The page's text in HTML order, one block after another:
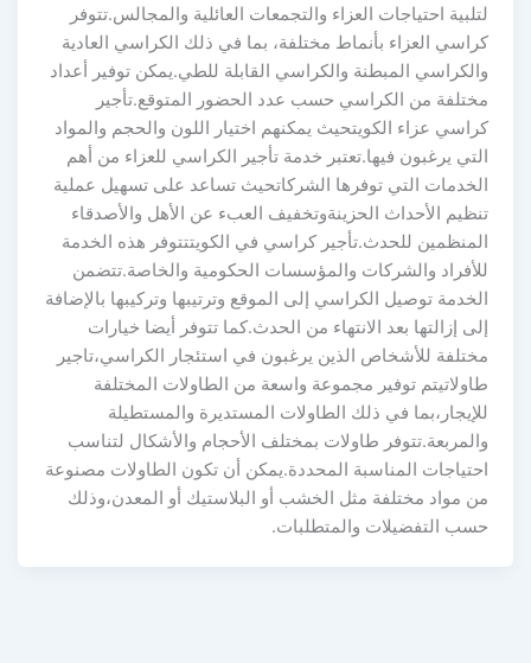
لتلبية احتياجات العزاء والتجمعات العائلية والمجالس.تتوفر
كراسي العزاء بأنماط مختلفة، بما في ذلك الكراسي العادية
والكراسي المبطنة والكراسي القابلة للطي.يمكن توفير أعداد
مختلفة من الكراسي حسب عدد الحضور المتوقع.تأجير
كراسي عزاء الكويتحيث يمكنهم اختيار اللون والحجم والمواد
التي يرغبون فيها.تعتبر خدمة تأجير الكراسي للعزاء من أهم
الخدمات التي توفرها الشركاتحيث تساعد على تسهيل عملية
تنظيم الأحداث الحزينةوتخفيف العبء عن الأهل والأصدقاء
المنظمين للحدث.تأجير كراسي في الكويتتتوفر هذه الخدمة
للأفراد والشركات والمؤسسات الحكومية والخاصة.تتضمن
الخدمة توصيل الكراسي إلى الموقع وترتيبها وتركيبها بالإضافة
إلى إزالتها بعد الانتهاء من الحدث.كما تتوفر أيضا خيارات
مختلفة للأشخاص الذين يرغبون في استئجار الكراسي،تاجير
طاولاتيتم توفير مجموعة واسعة من الطاولات المختلفة
للإيجار،بما في ذلك الطاولات المستديرة والمستطيلة
والمربعة.تتوفر طاولات بمختلف الأحجام والأشكال لتناسب
احتياجات المناسبة المحددة.يمكن أن تكون الطاولات مصنوعة
من مواد مختلفة مثل الخشب أو البلاستيك أو المعدن،وذلك
حسب التفضيلات والمتطلبات.